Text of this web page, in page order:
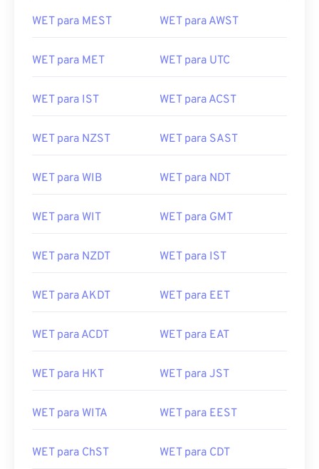
WET para MEST WET para AWST
WET para MET WET para UTC
WET para IST WET para ACST
WET para NZST WET para SAST
WET para WIB WET para NDT
WET para WIT WET para GMT
WET para NZDT WET para IST
WET para AKDT WET para EET
WET para ACDT WET para EAT
WET para HKT WET para JST
WET para WITA WET para EEST
WET para ChST WET para CDT